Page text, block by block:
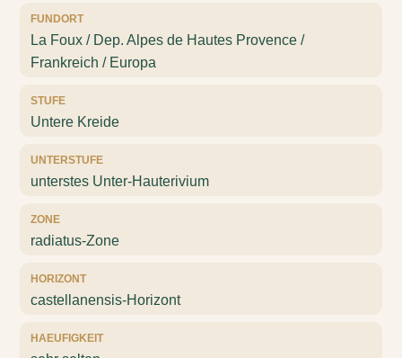
FUNDORT
La Foux / Dep. Alpes de Hautes Provence /
Frankreich / Europa
STUFE
Untere Kreide
UNTERSTUFE
unterstes Unter-Hauterivium
ZONE
radiatus-Zone
HORIZONT
castellanensis-Horizont
HAEUFIGKEIT